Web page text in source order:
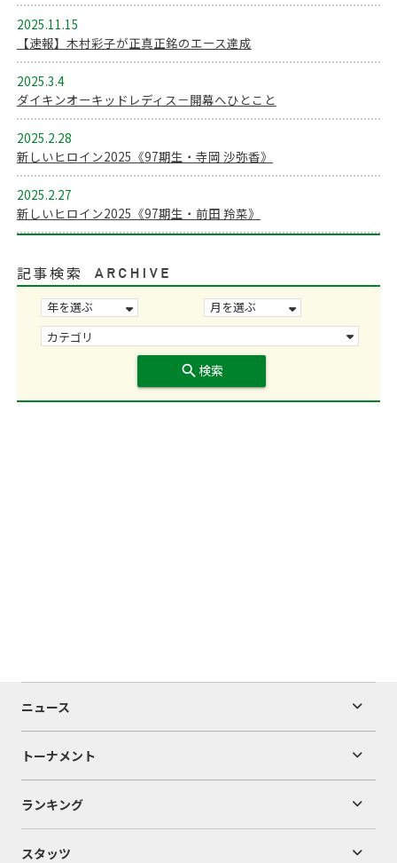
2025.11.15
【速報】木村彩子が正真正銘のエース達成
2025.3.4
ダイキンオーキッドレディス－開幕へひとこと
2025.2.28
新しいヒロイン2025《97期生・寺岡 沙弥香》
2025.2.27
新しいヒロイン2025《97期生・前田 羚菜》
記事検索
search検索
ニュース
トーナメント
ランキング
スタッツ